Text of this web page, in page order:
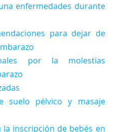
enfermedades durante
para dejar de
por la molestias
suelo pélvico y masaje
inscripción de bebés en